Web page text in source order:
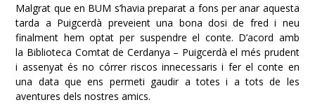
Malgrat que en BUM s’havia preparat a fons per anar aquesta
tarda a Puigcerdà preveient una bona dosi de fred i neu
finalment hem optat per suspendre el conte. D’acord amb
la Biblioteca Comtat de Cerdanya – Puigcerdà el més prudent
i assenyat és no córrer riscos innecessaris i fer el conte en
una data que ens permeti gaudir a totes i a tots de les
aventures dels nostres amics.